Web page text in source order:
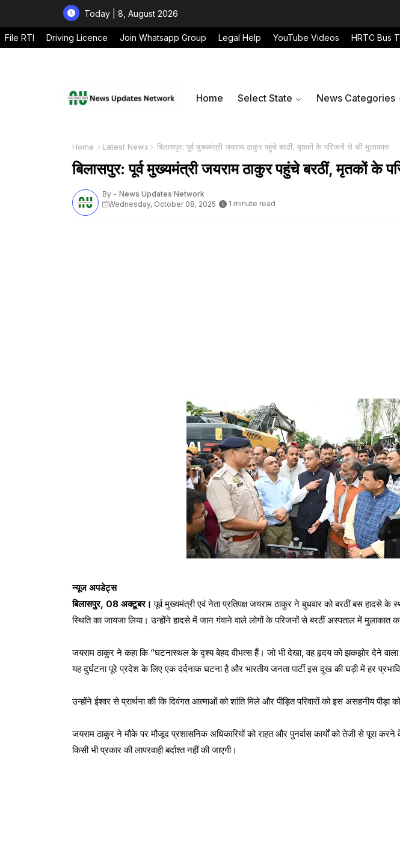
Today | 8, August 2026
File RTI Driving Licence Join Whatsapp Group Legal Help YouTube Videos HRTC Bus
Home Select State News Categories
Home Latest News बिलासपुर: पूर्व मुख्यमंत्री जयराम ठाकुर पहुंचे बरठीं, मृतकों के परिजनों से की मुलाकात
बिलासपुर: पूर्व मुख्यमंत्री जयराम ठाकुर पहुंचे बरठीं, मृतकों के
By - News Updates Network
Wednesday, October 08, 2025
1 minute read
न्यूज अपडेट्स
बिलासपुर, 08 अक्टूबर।पूर्व मुख्यमंत्री एवं नेता प्रतिपक्ष जयराम ठाकुर ने बुधवार को बरठीं बस हादसे के
स्थिति का जायजा लिया। उन्होंने हादसे में जान गंवाने वाले लोगों के परिजनों से बरठीं अस्पताल में मुलाकात
जयराम ठाकुर ने कहा कि “घटनास्थल के दृश्य बेहद वीभत्स हैं। जो भी देखा, वह हृदय को झकझोर देने
यह दुर्घटना पूरे प्रदेश के लिए एक दर्दनाक घटना है और भारतीय जनता पार्टी इस दुख की घड़ी में हर
उन्होंने ईश्वर से प्रार्थना की कि दिवंगत आत्माओं को शांति मिले और पीड़ित परिवारों को इस असहनीय
जयराम ठाकुर ने मौके पर मौजूद प्रशासनिक अधिकारियों को राहत और पुनर्वास कार्यों को तेजी से पूरा
किसी भी प्रकार की लापरवाही बर्दाश्त नहीं की जाएगी।